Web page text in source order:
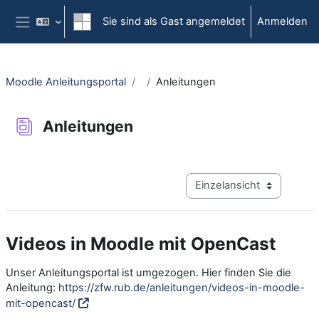
Zum Hauptinhalt
Website-Übersicht
Sie sind als Gast angemeldet Anmelden
Moodle Anleitungsportal Anleitungen
Anleitungen
Modus Tertiärnavigation
Videos in Moodle mit OpenCast
Unser Anleitungsportal ist umgezogen. Hier finden Sie die
Anleitung: https://zfw.rub.de/anleitungen/videos-in-moodle-
mit-opencast/